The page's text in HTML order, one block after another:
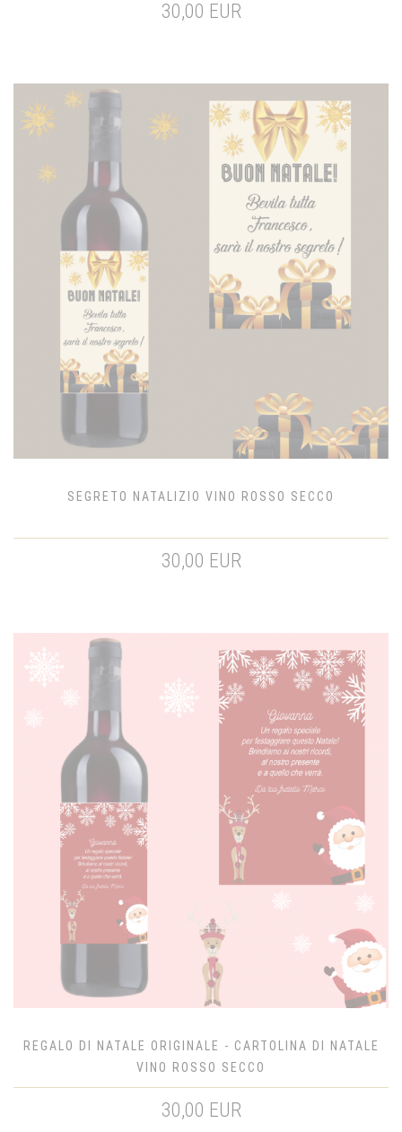
30,00 EUR
SEGRETO NATALIZIO VINO ROSSO SECCO
30,00 EUR
REGALO DI NATALE ORIGINALE - CARTOLINA DI NATALE
VINO ROSSO SECCO
30,00 EUR